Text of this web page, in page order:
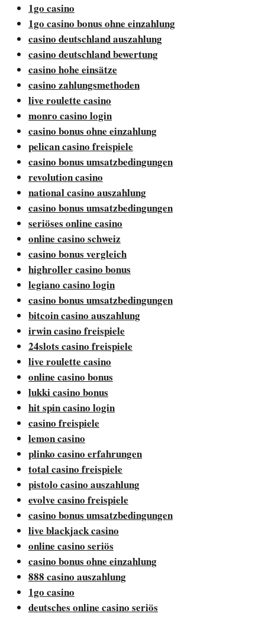
1go casino
1go casino bonus ohne einzahlung
casino deutschland auszahlung
casino deutschland bewertung
casino hohe einsätze
casino zahlungsmethoden
live roulette casino
monro casino login
casino bonus ohne einzahlung
pelican casino freispiele
casino bonus umsatzbedingungen
revolution casino
national casino auszahlung
casino bonus umsatzbedingungen
seriöses online casino
online casino schweiz
casino bonus vergleich
highroller casino bonus
legiano casino login
casino bonus umsatzbedingungen
bitcoin casino auszahlung
irwin casino freispiele
24slots casino freispiele
live roulette casino
online casino bonus
lukki casino bonus
hit spin casino login
casino freispiele
lemon casino
plinko casino erfahrungen
total casino freispiele
pistolo casino auszahlung
evolve casino freispiele
casino bonus umsatzbedingungen
live blackjack casino
online casino seriös
casino bonus ohne einzahlung
888 casino auszahlung
1go casino
deutsches online casino seriös